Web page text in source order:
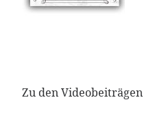
Zu den Videobeiträgen